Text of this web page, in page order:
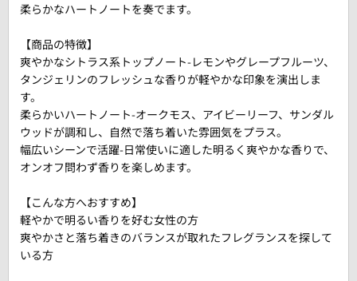
柔らかなハートノートを奏でます。
【商品の特徴】
爽やかなシトラス系トップノート-レモンやグレープフルーツ、
タンジェリンのフレッシュな香りが軽やかな印象を演出しま
す。
柔らかいハートノート-オークモス、アイビーリーフ、サンダル
ウッドが調和し、自然で落ち着いた雰囲気をプラス。
幅広いシーンで活躍-日常使いに適した明るく爽やかな香りで、
オンオフ問わず香りを楽しめます。
【こんな方へおすすめ】
軽やかで明るい香りを好む女性の方
爽やかさと落ち着きのバランスが取れたフレグランスを探して
いる方